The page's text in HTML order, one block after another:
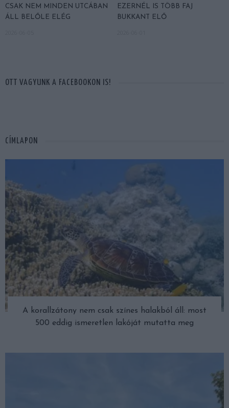
CSAK NEM MINDEN UTCÁBAN
ÁLL BELŐLE ELÉG
EZERNÉL IS TÖBB FAJ
BUKKANT ELŐ
OTT VAGYUNK A FACEBOOKON IS!
CÍMLAPON
A korallzátony nem csak színes halakból áll: most
500 eddig ismeretlen lakóját mutatta meg